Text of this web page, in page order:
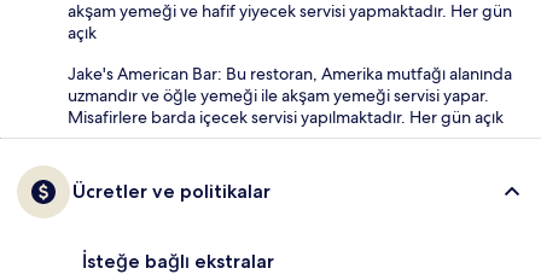
akşam yemeği ve hafif yiyecek servisi yapmaktadır. Her gün
açık
Jake's American Bar: Bu restoran, Amerika mutfağı alanında
uzmandır ve öğle yemeği ile akşam yemeği servisi yapar.
Misafirlere barda içecek servisi yapılmaktadır. Her gün açık
Ücretler ve politikalar
İsteğe bağlı ekstralar